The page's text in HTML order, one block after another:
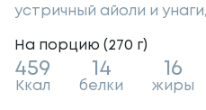
устричный айоли и
На порцию (270 г)
459
Ккал
14
белки
16
жиры